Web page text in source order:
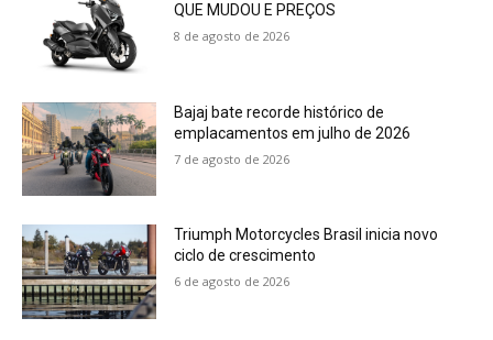
QUE MUDOU E PREÇOS
8 de agosto de 2026
Bajaj bate recorde histórico de
emplacamentos em julho de 2026
7 de agosto de 2026
Triumph Motorcycles Brasil inicia novo
ciclo de crescimento
6 de agosto de 2026